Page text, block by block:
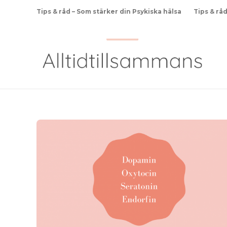
Tips & råd – Som stärker din Psykiska hälsa Tips &